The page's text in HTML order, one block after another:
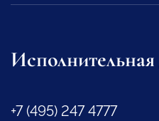
+7 (495) 247 4777